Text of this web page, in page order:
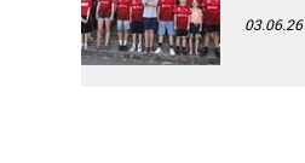
03.06.26